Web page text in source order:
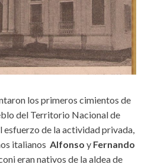
los primeros cimientos de
del Territorio Nacional de
esfuerzo de la actividad privada,
italianos Alfonso y Fernando
eran nativos de la aldea de